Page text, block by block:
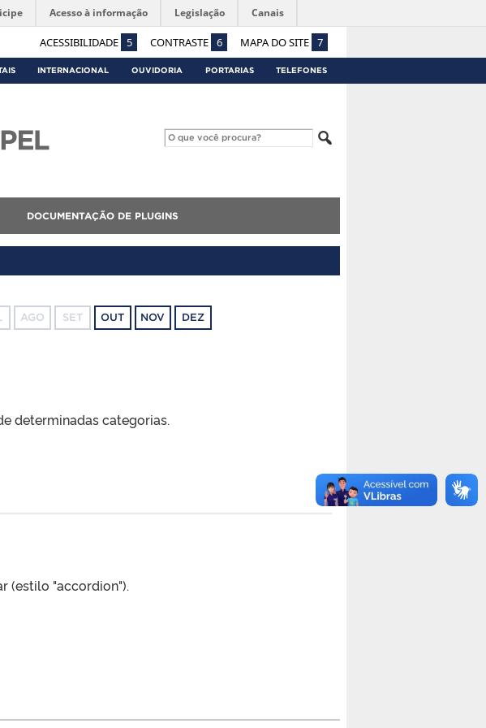
ACESSIBILIDADE 5 CONTRASTE 6 MAPA DO SITE 7
Acesso à informação Legislação Canais
INTERNACIONAL OUVIDORIA PORTARIAS TELEFONES
DOCUMENTAÇÃO DE PLUGINS
AGO SET OUT NOV DEZ
determinadas categorias.
(estilo "accordion").